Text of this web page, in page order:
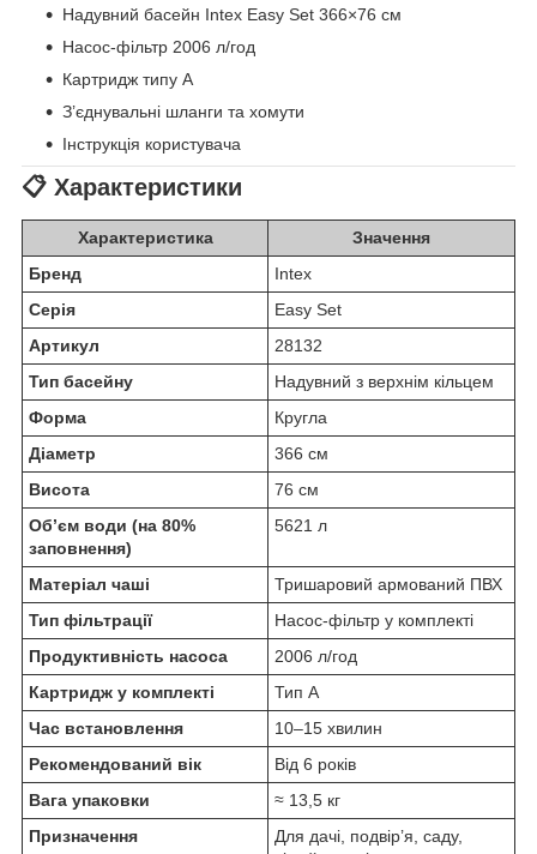
Надувний басейн Intex Easy Set 366×76 см
Насос-фільтр 2006 л/год
Картридж типу A
З’єднувальні шланги та хомути
Інструкція користувача
📋 Характеристики
Характеристика
Значення
Бренд
Intex
Серія
Easy Set
Артикул
28132
Тип басейну
Надувний з верхнім кільцем
Форма
Кругла
Діаметр
366 см
Висота
76 см
Об’єм води (на 80%
заповнення)
5621 л
Матеріал чаші
Тришаровий армований ПВХ
Тип фільтрації
Насос-фільтр у комплекті
Продуктивність насоса
2006 л/год
Картридж у комплекті
Тип A
Час встановлення
10–15 хвилин
Рекомендований вік
Від 6 років
Вага упаковки
≈ 13,5 кг
Призначення
Для дачі, подвір’я, саду,